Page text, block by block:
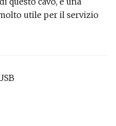
utile per il servizio